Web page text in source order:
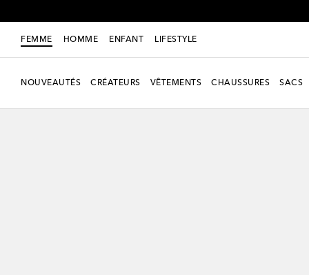
FEMME HOMME ENFANT LIFESTYLE
NOUVEAUTÉS CRÉATEURS VÊTEMENTS CHAUSSURES SACS